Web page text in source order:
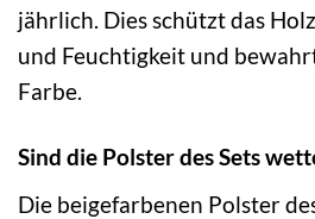
jährlich. Dies schützt das
und Feuchtigkeit und
Farbe.
Sind die Polster des Sets
Die beigefarbenen Polster